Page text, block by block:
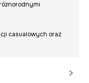
casualowych oraz